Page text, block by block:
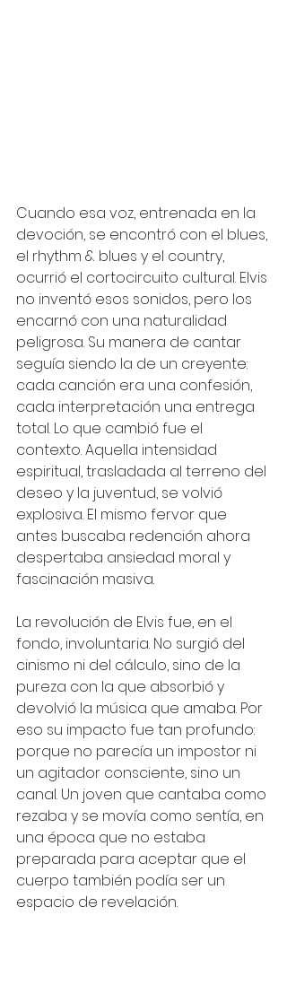
Cuando esa voz, entrenada en la
devoción, se encontró con el blues,
el rhythm & blues y el country,
ocurrió el cortocircuito cultural. Elvis
no inventó esos sonidos, pero los
encarnó con una naturalidad
peligrosa. Su manera de cantar
seguía siendo la de un creyente:
cada canción era una confesión,
cada interpretación una entrega
total. Lo que cambió fue el
contexto. Aquella intensidad
espiritual, trasladada al terreno del
deseo y la juventud, se volvió
explosiva. El mismo fervor que
antes buscaba redención ahora
despertaba ansiedad moral y
fascinación masiva.
La revolución de Elvis fue, en el
fondo, involuntaria. No surgió del
cinismo ni del cálculo, sino de la
pureza con la que absorbió y
devolvió la música que amaba. Por
eso su impacto fue tan profundo:
porque no parecía un impostor ni
un agitador consciente, sino un
canal. Un joven que cantaba como
rezaba y se movía como sentía, en
una época que no estaba
preparada para aceptar que el
cuerpo también podía ser un
espacio de revelación.